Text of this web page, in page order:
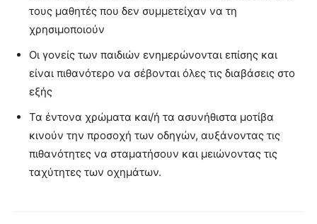
τους μαθητές που δεν συμμετείχαν να τη
χρησιμοποιούν
Οι γονείς των παιδιών ενημερώνονται επίσης και
είναι πιθανότερο να σέβονται όλες τις διαβάσεις στο
εξής
Τα έντονα χρώματα και/ή τα ασυνήθιστα μοτίβα
κινούν την προσοχή των οδηγών, αυξάνοντας τις
πιθανότητες να σταματήσουν και μειώνοντας τις
ταχύτητες των οχημάτων.